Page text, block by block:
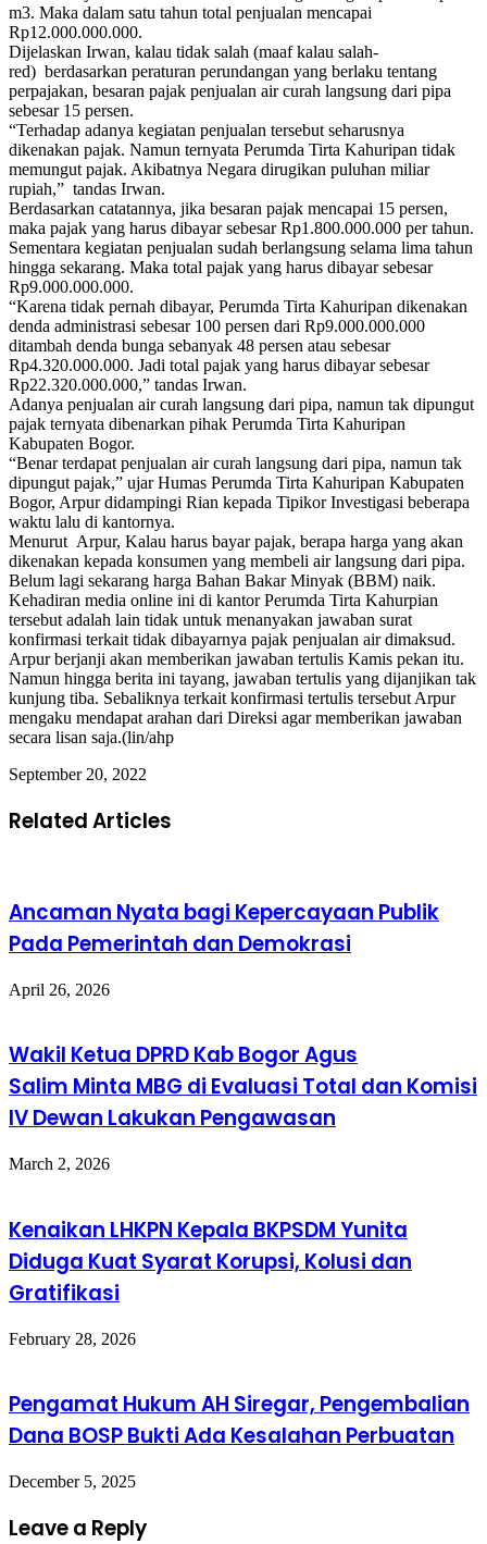
m3. Maka dalam satu tahun total penjualan mencapai
Rp12.000.000.000.
Dijelaskan Irwan, kalau tidak salah (maaf kalau salah-
red) berdasarkan peraturan perundangan yang berlaku tentang
perpajakan, besaran pajak penjualan air curah langsung dari pipa
sebesar 15 persen.
“Terhadap adanya kegiatan penjualan tersebut seharusnya
dikenakan pajak. Namun ternyata Perumda Tirta Kahuripan tidak
memungut pajak. Akibatnya Negara dirugikan puluhan miliar
rupiah,” tandas Irwan.
Berdasarkan catatannya, jika besaran pajak mencapai 15 persen,
maka pajak yang harus dibayar sebesar Rp1.800.000.000 per tahun.
Sementara kegiatan penjualan sudah berlangsung selama lima tahun
hingga sekarang. Maka total pajak yang harus dibayar sebesar
Rp9.000.000.000.
“Karena tidak pernah dibayar, Perumda Tirta Kahuripan dikenakan
denda administrasi sebesar 100 persen dari Rp9.000.000.000
ditambah denda bunga sebanyak 48 persen atau sebesar
Rp4.320.000.000. Jadi total pajak yang harus dibayar sebesar
Rp22.320.000.000,” tandas Irwan.
Adanya penjualan air curah langsung dari pipa, namun tak dipungut
pajak ternyata dibenarkan pihak Perumda Tirta Kahuripan
Kabupaten Bogor.
“Benar terdapat penjualan air curah langsung dari pipa, namun tak
dipungut pajak,” ujar Humas Perumda Tirta Kahuripan Kabupaten
Bogor, Arpur didampingi Rian kepada Tipikor Investigasi beberapa
waktu lalu di kantornya.
Menurut Arpur, Kalau harus bayar pajak, berapa harga yang akan
dikenakan kepada konsumen yang membeli air langsung dari pipa.
Belum lagi sekarang harga Bahan Bakar Minyak (BBM) naik.
Kehadiran media online ini di kantor Perumda Tirta Kahurpian
tersebut adalah lain tidak untuk menanyakan jawaban surat
konfirmasi terkait tidak dibayarnya pajak penjualan air dimaksud.
Arpur berjanji akan memberikan jawaban tertulis Kamis pekan itu.
Namun hingga berita ini tayang, jawaban tertulis yang dijanjikan tak
kunjung tiba. Sebaliknya terkait konfirmasi tertulis tersebut Arpur
mengaku mendapat arahan dari Direksi agar memberikan jawaban
secara lisan saja.(lin/ahp
September 20, 2022
Related Articles
Ancaman Nyata bagi Kepercayaan Publik
Pada Pemerintah dan Demokrasi
April 26, 2026
Wakil Ketua DPRD Kab Bogor Agus
Salim Minta MBG di Evaluasi Total dan Komisi
IV Dewan Lakukan Pengawasan
March 2, 2026
Kenaikan LHKPN Kepala BKPSDM Yunita
Diduga Kuat Syarat Korupsi, Kolusi dan
Gratifikasi
February 28, 2026
Pengamat Hukum AH Siregar, Pengembalian
Dana BOSP Bukti Ada Kesalahan Perbuatan
December 5, 2025
Leave a Reply